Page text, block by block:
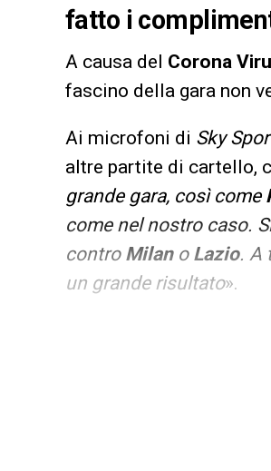
fatto i
A causa del Corona
fascino della gara non
Ai microfoni di Sky
altre partite di cartello,
grande gara, così come
come nel nostro caso.
contro Milan o Lazio. A
un grande risultato».